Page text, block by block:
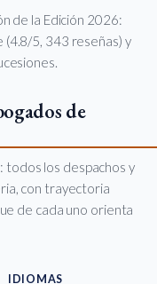
de la Edición 2026:
(4.8/5, 343 reseñas) y
de
todos los despachos y
con trayectoria
de cada uno orienta
IDIOMAS